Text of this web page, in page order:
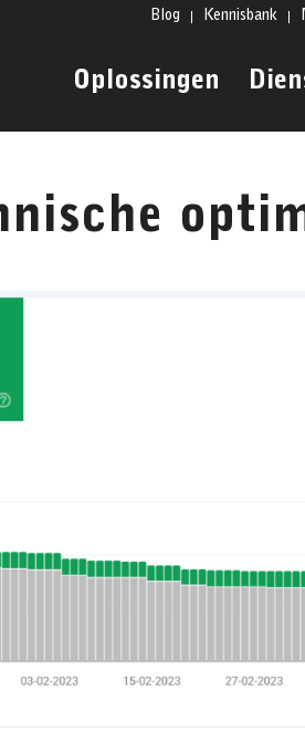
Blog Kennisbank
Oplossingen